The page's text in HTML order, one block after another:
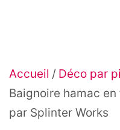
Accueil Déco par
Baignoire hamac
par Splinter Works